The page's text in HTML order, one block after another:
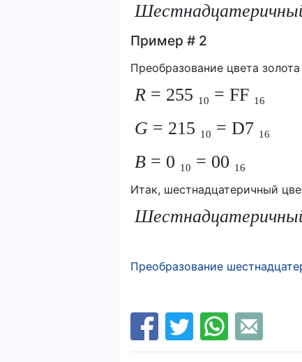
Пример # 2
Преобразование цвета
R = 255 10 = FF 16
G = 215 10 = D7 16
В = 0 10 = 00 16
Итак, шестнадцатеричный
Преобразование